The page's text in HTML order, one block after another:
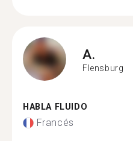
A.
Flensburg
HABLA FLUIDO
Francés